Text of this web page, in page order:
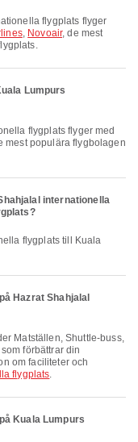
, Novoair, de mest
Lumpurs
flygplats flyger med
mest populära flygbolagen
internationella
Hazrat Shahjalal
förbättrar din
om faciliteter och
flygplats.
Kuala Lumpurs